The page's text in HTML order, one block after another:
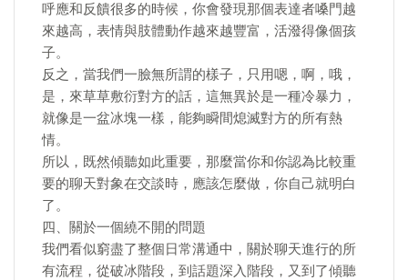
呼應和反饋很多的時候，你會發現那個表達者嗓門越
來越高，表情與肢體動作越來越豐富，活潑得像個孩
子。
反之，當我們一臉無所謂的樣子，只用嗯，啊，哦，
是，來草草敷衍對方的話，這無異於是一種冷暴力，
就像是一盆冰塊一樣，能夠瞬間熄滅對方的所有熱
情。
所以，既然傾聽如此重要，那麼當你和你認為比較重
要的聊天對象在交談時，應該怎麼做，你自己就明白
了。
四、關於一個繞不開的問題
我們看似窮盡了整個日常溝通中，關於聊天進行的所
有流程，從破冰階段，到話題深入階段，又到了傾聽